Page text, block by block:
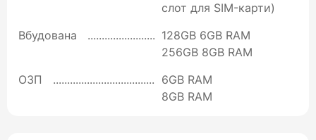
слот для SIM-карти)
Вбудована
128GB 6GB RAM
256GB 8GB RAM
ОЗП
6GB RAM
8GB RAM